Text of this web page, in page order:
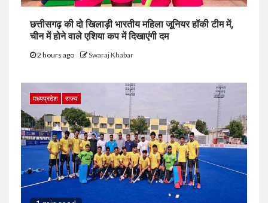
छत्तीसगढ़ की दो खिलाड़ी भारतीय महिला जूनियर हॉकी टीम में,
चीन में होने वाले एशिया कप में दिखाएंगी दम
2 hours ago Swaraj Khabar
मध्यप्रदेश राज्य